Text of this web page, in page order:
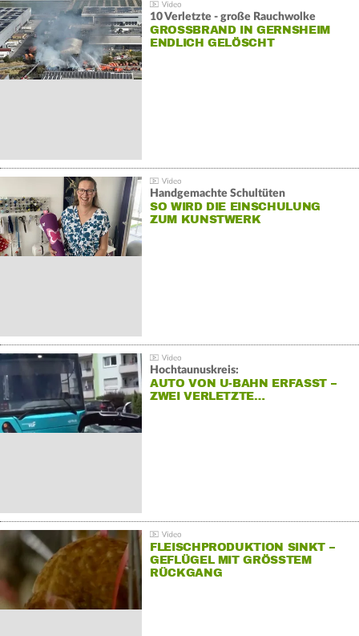
10 Verletzte - große Rauchwolke
GROSSBRAND IN GERNSHEIM E
NDLICH GELÖSCHT
Handgemachte Schultüten
SO WIRD DIE EINSCHULUNG
ZUM KUNSTWERK
Hochtaunuskreis:
AUTO VON U-BAHN ERFASST –
ZWEI VERLETZTE…
FLEISCHPRODUKTION SINKT –
GEFLÜGEL MIT GRÖSSTEM R
ÜCKGANG